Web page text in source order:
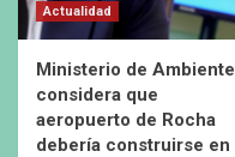
Actualidad
Ministerio de Ambiente
considera que
aeropuerto de Rocha
debería construirse en